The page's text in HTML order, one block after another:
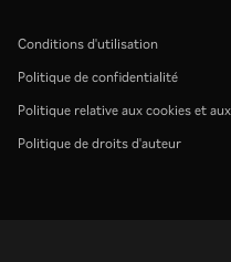
Conditions d'utilisation
Politique de confidentialité
Politique relative aux cookies et
Politique de droits d'auteur